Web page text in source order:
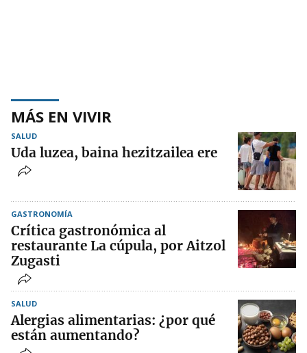
MÁS EN VIVIR
SALUD
Uda luzea, baina hezitzailea ere
GASTRONOMÍA
Crítica gastronómica al
restaurante La cúpula, por Aitzol
Zugasti
SALUD
Alergias alimentarias: ¿por qué
están aumentando?